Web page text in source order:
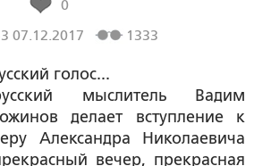
0
07.12.2017
1333
голос...
мыслитель Вадим
делает вступление к
Александра Николаевича
вечер, прекрасная